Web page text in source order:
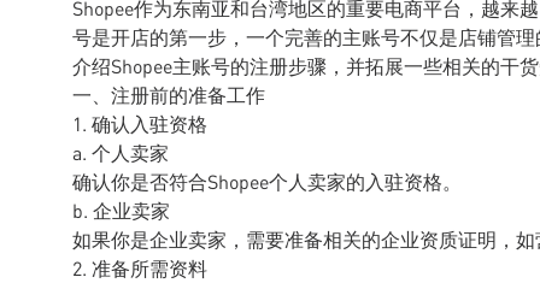
Shopee作为东南亚和台湾地区的重要电商平台，越来
号是开店的第一步，一个完善的主账号不仅是店铺管
介绍Shopee主账号的注册步骤，并拓展一些相关的干
一、注册前的准备工作
1. 确认入驻资格
a. 个人卖家
确认你是否符合Shopee个人卖家的入驻资格。
b. 企业卖家
如果你是企业卖家，需要准备相关的企业资质证明，
2. 准备所需资料